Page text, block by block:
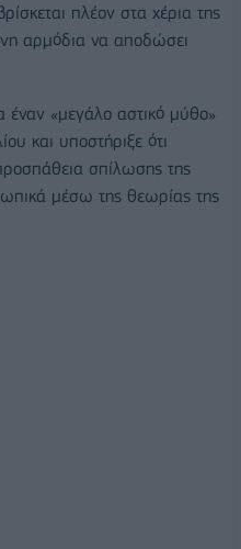
πλέον στα χέρια της
αρμόδια να αποδώσει
έναν «μεγάλο αστικό μύθο»
και υποστήριξε ότι
σπίλωσης της
μέσω της θεωρίας της